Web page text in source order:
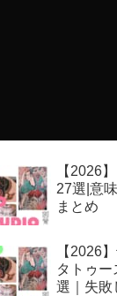
【2026
27選|意
まとめ
【2026
タトゥ
選｜失敗